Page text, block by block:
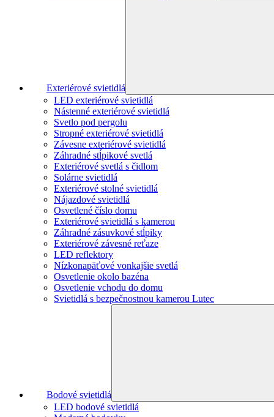
Exteriérové svietidlá
LED exteriérové svietidlá
Nástenné exteriérové svietidlá
Svetlo pod pergolu
Stropné exteriérové svietidlá
Závesne exteriérové svietidlá
Záhradné stĺpikové svetlá
Exteriérové svetlá s čidlom
Solárne svietidlá
Exteriérové stolné svietidlá
Nájazdové svietidlá
Osvetlené číslo domu
Exteriérové svietidlá s kamerou
Záhradné zásuvkové stĺpiky
Exteriérové závesné reťaze
LED reflektory
Nízkonapäťové vonkajšie svetlá
Osvetlenie okolo bazéna
Osvetlenie vchodu do domu
Svietidlá s bezpečnostnou kamerou Lutec
Bodové svietidlá
LED bodové svietidlá